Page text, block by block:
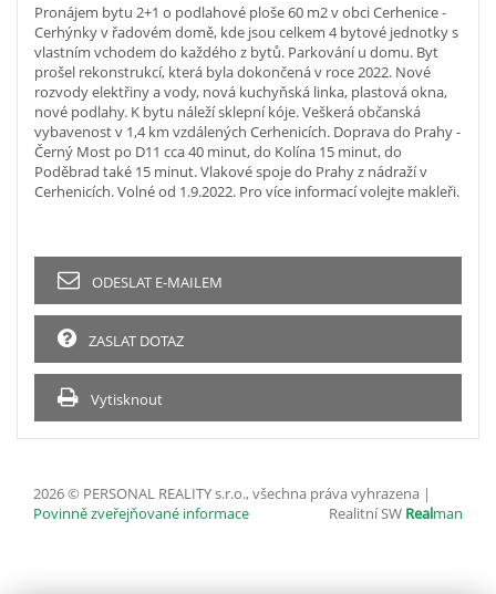
Pronájem bytu 2+1 o podlahové ploše 60 m2 v obci Cerhenice -
Cerhýnky v řadovém domě, kde jsou celkem 4 bytové jednotky s
vlastním vchodem do každého z bytů. Parkování u domu. Byt
prošel rekonstrukcí, která byla dokončená v roce 2022. Nové
rozvody elektřiny a vody, nová kuchyňská linka, plastová okna,
nové podlahy. K bytu náleží sklepní kóje. Veškerá občanská
vybavenost v 1,4 km vzdálených Cerhenicích. Doprava do Prahy -
Černý Most po D11 cca 40 minut, do Kolína 15 minut, do
Poděbrad také 15 minut. Vlakové spoje do Prahy z nádraží v
Cerhenicích. Volné od 1.9.2022. Pro více informací volejte makleři.
ODESLAT E-MAILEM
ZASLAT DOTAZ
Vytisknout
2026 © PERSONAL REALITY s.r.o., všechna práva vyhrazena |
Povinně zveřejňované informace
Realitní SW Realman